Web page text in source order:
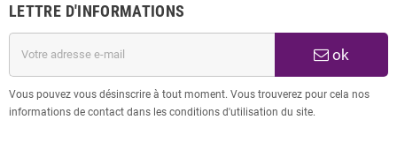
LETTRE D'INFORMATIONS
ok
Vous pouvez vous désinscrire à tout moment. Vous trouverez pour cela nos
informations de contact dans les conditions d'utilisation du site.